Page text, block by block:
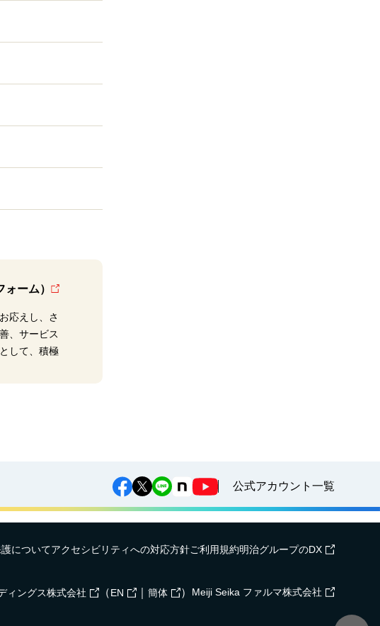
ーム）
応えし、さ
、サービス
して、積極
公式アカウント一覧
についてアクセシビリティへの対応方針ご利用規約明治グループのDX
ィングス株式会社 （EN 簡体 ） Meiji Seika ファルマ株式会社